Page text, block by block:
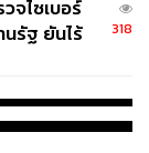
จไซเบอร์
รัฐ ยันไร้
318